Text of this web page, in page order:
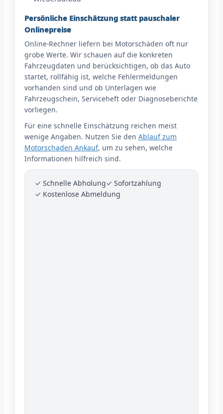
Persönliche Einschätzung statt pauschaler
Onlinepreise
Online-Rechner liefern bei Motorschäden oft nur
grobe Werte. Wir schauen auf die konkreten
Fahrzeugdaten und berücksichtigen, ob das Auto
startet, rollfähig ist, welche Fehlermeldungen
vorhanden sind und ob Unterlagen wie
Fahrzeugschein, Serviceheft oder Diagnoseberichte
vorliegen.
Für eine schnelle Einschätzung reichen meist
wenige Angaben. Nutzen Sie den Ablauf zum
Motorschaden Ankauf, um zu sehen, welche
Informationen hilfreich sind.
✓ Schnelle Abholung✓ Sofortzahlung
✓ Kostenlose Abmeldung